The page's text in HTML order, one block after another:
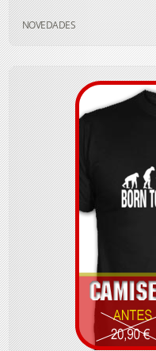
NOVEDADES